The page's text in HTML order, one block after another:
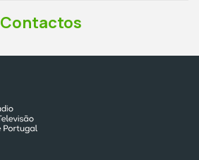
Contactos